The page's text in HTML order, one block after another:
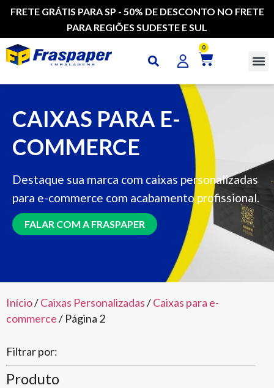
FRETE GRÁTIS PARA SP - 50% DE DESCONTO NO FRETE
PARA REGIÕES SUDESTE E SUL
0
CAIXAS PARA E-
COMMERCE
Destaque sua marca com caixas personalizadas
para e-commerce com acabamento profissional.
FALAR COM A FRASPAPER
Início/Caixas Personalizadas/Caixas para e-
commerce/ Página 2
Filtrar por:
Produto